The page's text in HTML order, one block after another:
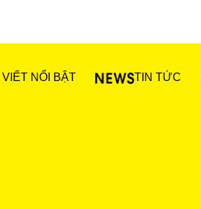
VIẾT NỔI BẬT TIN TỨC